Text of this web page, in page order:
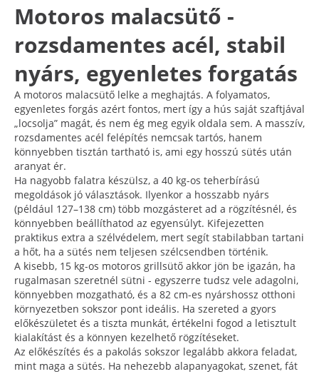
Motoros malacsütő -
rozsdamentes acél, stabil
nyárs, egyenletes forgatás
A motoros malacsütő lelke a meghajtás. A folyamatos,
egyenletes forgás azért fontos, mert így a hús saját szaftjával
„locsolja” magát, és nem ég meg egyik oldala sem. A masszív,
rozsdamentes acél felépítés nemcsak tartós, hanem
könnyebben tisztán tartható is, ami egy hosszú sütés után
aranyat ér.
Ha nagyobb falatra készülsz, a 40 kg-os teherbírású
megoldások jó választások. Ilyenkor a hosszabb nyárs
(például 127–138 cm) több mozgásteret ad a rögzítésnél, és
könnyebben beállíthatod az egyensúlyt. Kifejezetten
praktikus extra a szélvédelem, mert segít stabilabban tartani
a hőt, ha a sütés nem teljesen szélcsendben történik.
A kisebb, 15 kg-os motoros grillsütő akkor jön be igazán, ha
rugalmasan szeretnél sütni - egyszerre tudsz vele adagolni,
könnyebben mozgatható, és a 82 cm-es nyárshossz otthoni
környezetben sokszor pont ideális. Ha szereted a gyors
előkészületet és a tiszta munkát, értékelni fogod a letisztult
kialakítást és a könnyen kezelhető rögzítéseket.
Az előkészítés és a pakolás sokszor legalább akkora feladat,
mint maga a sütés. Ha nehezebb alapanyagokat, szenet, fát